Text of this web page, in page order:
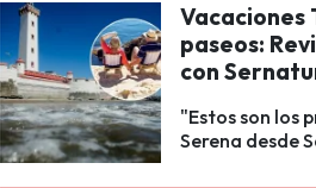
Vacaciones
paseos:
con
"Estos son los
Serena desde